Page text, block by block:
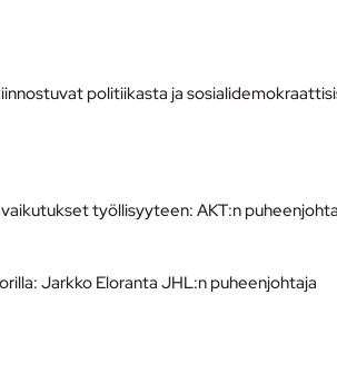
politiikasta ja
työllisyyteen: AKT:n
Jarkko Eloranta JHL:n puheenjohtaja